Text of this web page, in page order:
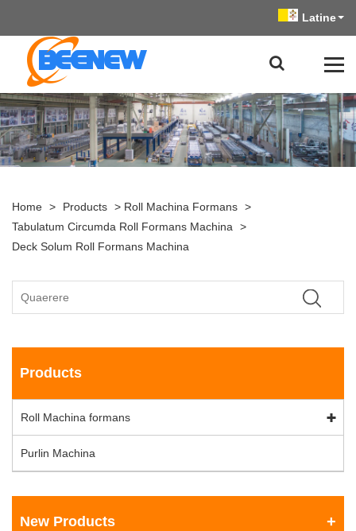
Latine
Home > Products > Roll Machina Formans >
Tabulatum Circumda Roll Formans Machina >
Deck Solum Roll Formans Machina
Products
Roll Machina formans
Purlin Machina
New Products